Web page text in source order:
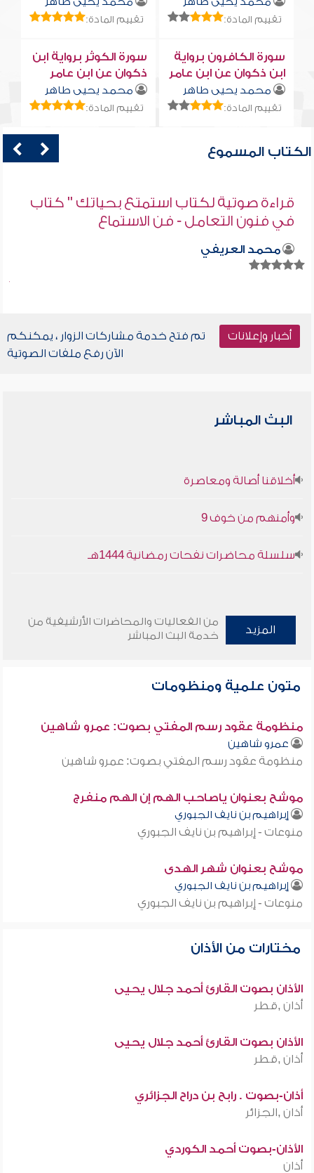
تقييم المادة: تقييم المادة:
سورة الكافرون برواية
ابن ذكوان عن ابن عامر
محمد يحيى طاهر
تقييم المادة:
سورة الكوثر برواية ابن
ذكوان عن ابن عامر
محمد يحيى طاهر
تقييم المادة:
الكتاب المسموع
قراءة صوتية لكتاب استمتع بحياتك " كتاب
في فنون التعامل - فن الاستماع
محمد العريفي
أخبار وإعلانات
تم فتح خدمة مشاركات الزوار ، يمكنكم
الآن رفع ملفات الصوتية
البث المباشر
أخلاقنا أصالة ومعاصرة
وأمنهم من خوف 9
سلسلة محاضرات نفحات رمضانية 1444هـ
المزيد
من الفعاليات والمحاضرات الأرشيفية من
خدمة البث المباشر
متون علمية ومنظومات
منظومة عقود رسم المفتي بصوت: عمرو شاهين
عمرو شاهين
منظومة عقود رسم المفتي بصوت: عمرو شاهين
موشح بعنوان ياصاحب الهم إن الهم منفرج
إبراهيم بن نايف الجبوري
منوعات - إبراهيم بن نايف الجبوري
موشح بعنوان شهر الهدى
إبراهيم بن نايف الجبوري
منوعات - إبراهيم بن نايف الجبوري
مختارات من الأذان
الأذان بصوت القارئ أحمد جلال يحيى
أذان ,قطر
الأذان بصوت القارئ أحمد جلال يحيى
أذان ,قطر
أذان-بصوت . رابح بن دراح الجزائري
أذان ,الجزائر
الأذان-بصوت أحمد الكوردي
أذان